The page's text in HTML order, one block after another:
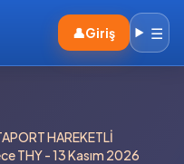
👤Giriş ☰
HAREKETLİ
THY - 13 Kasım 2026